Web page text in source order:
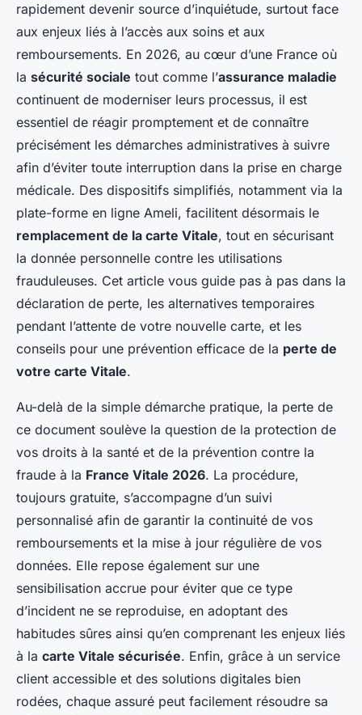
rapidement devenir source d’inquiétude, surtout face
aux enjeux liés à l’accès aux soins et aux
remboursements. En 2026, au cœur d’une France où
la sécurité sociale tout comme l’assurance maladie
continuent de moderniser leurs processus, il est
essentiel de réagir promptement et de connaître
précisément les démarches administratives à suivre
afin d’éviter toute interruption dans la prise en charge
médicale. Des dispositifs simplifiés, notamment via la
plate-forme en ligne Ameli, facilitent désormais le
remplacement de la carte Vitale, tout en sécurisant
la donnée personnelle contre les utilisations
frauduleuses. Cet article vous guide pas à pas dans la
déclaration de perte, les alternatives temporaires
pendant l’attente de votre nouvelle carte, et les
conseils pour une prévention efficace de la perte de
votre carte Vitale.
Au-delà de la simple démarche pratique, la perte de
ce document soulève la question de la protection de
vos droits à la santé et de la prévention contre la
fraude à la France Vitale 2026. La procédure,
toujours gratuite, s’accompagne d’un suivi
personnalisé afin de garantir la continuité de vos
remboursements et la mise à jour régulière de vos
données. Elle repose également sur une
sensibilisation accrue pour éviter que ce type
d’incident ne se reproduise, en adoptant des
habitudes sûres ainsi qu’en comprenant les enjeux liés
à la carte Vitale sécurisée. Enfin, grâce à un service
client accessible et des solutions digitales bien
rodées, chaque assuré peut facilement résoudre sa